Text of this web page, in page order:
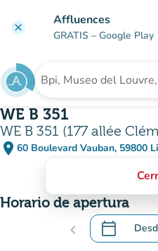
clear Affluences
GRATIS – Google Play
Buscar un
WE B 351
WE B 351 (177 allée
place 60 Boulevard Vauban, 59800
(abrir en
(nueva
Horario de apertura
chevron_left calendar_today
.Abra el